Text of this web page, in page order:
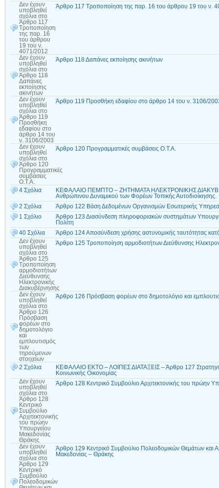
Δεν έχουν
υποβληθεί
σχόλια στο
Άρθρο 117
Τροποποίηση
της παρ. 16
του άρθρου
19 του ν.
4071/2012
Άρθρο 117 Τροποποίηση της παρ. 16 του άρθρου 19 του ν.
Δεν έχουν
υποβληθεί
σχόλια στο
Άρθρο 118
Δαπάνες
εκποίησης
ακινήτων
Άρθρο 118 Δαπάνες εκποίησης ακινήτων
Δεν έχουν
υποβληθεί
σχόλια στο
Άρθρο 119
Προσθήκη
εδαφίου στο
άρθρο 14 του
ν. 3106/2003
Άρθρο 119 Προσθήκη εδαφίου στο άρθρο 14 του ν. 3106/
Δεν έχουν
υποβληθεί
σχόλια στο
Άρθρο 120
Προγραμματικές
συμβάσεις
Ο.Τ.Α.
Άρθρο 120 Προγραμματικές συμβάσεις Ο.Τ.Α.
4 Σχόλια
ΚΕΦΑΛΑΙΟ ΠΕΜΠΤΟ – ΖΗΤΗΜΑΤΑ ΗΛΕΚΤΡΟΝΙΚΗΣ
Ανθρώπινου Δυναμικού των Φορέων Τοπικής Αυτοδιοίκησης.
2 Σχόλια
Άρθρο 122 Βάση Δεδομένων Οργανισμών Εσωτερικής
1 Σχόλιο
Άρθρο 123 Διασύνδεση πληροφοριακών συστημάτων
Πολίτη
40 Σχόλια
Άρθρο 124 Αποσύνδεση χρήσης αστυνομικής ταυτότητας
Δεν έχουν
υποβληθεί
σχόλια στο
Άρθρο 125
Τροποποίηση
αρμοδιοτήτων
Διεύθυνσης
Ηλεκτρονικής
Διακυβέρνησης
Άρθρο 125 Τροποποίηση αρμοδιοτήτων Διεύθυνσης
Δεν έχουν
υποβληθεί
σχόλια στο
Άρθρο 126
Πρόσβαση
φορέων στο
δημοτολόγιο
και
εμπλουτισμός
των
τηρούμενων
στοιχείων
Άρθρο 126 Πρόσβαση φορέων στο δημοτολόγιο και
2 Σχόλια
ΚΕΦΑΛΑΙΟ ΕΚΤΟ – ΛΟΙΠΕΣ ΔΙΑΤΑΞΕΙΣ – Άρθρο 127
Κοινωνικής Οικονομίας
Δεν έχουν
υποβληθεί
σχόλια στο
Άρθρο 128
Κεντρικό
Συμβούλιο
Αρχιτεκτονικής
του πρώην
Υπουργείου
Μακεδονίας
Θράκης
Άρθρο 128 Κεντρικό Συμβούλιο Αρχιτεκτονικής του πρώην
Δεν έχουν
υποβληθεί
σχόλια στο
Άρθρο 129
Κεντρικό
Συμβούλιο
Πολεοδομικών
Άρθρο 129 Κεντρικό Συμβούλιο Πολεοδομικών Θεμάτων και
Μακεδονίας – Θράκης